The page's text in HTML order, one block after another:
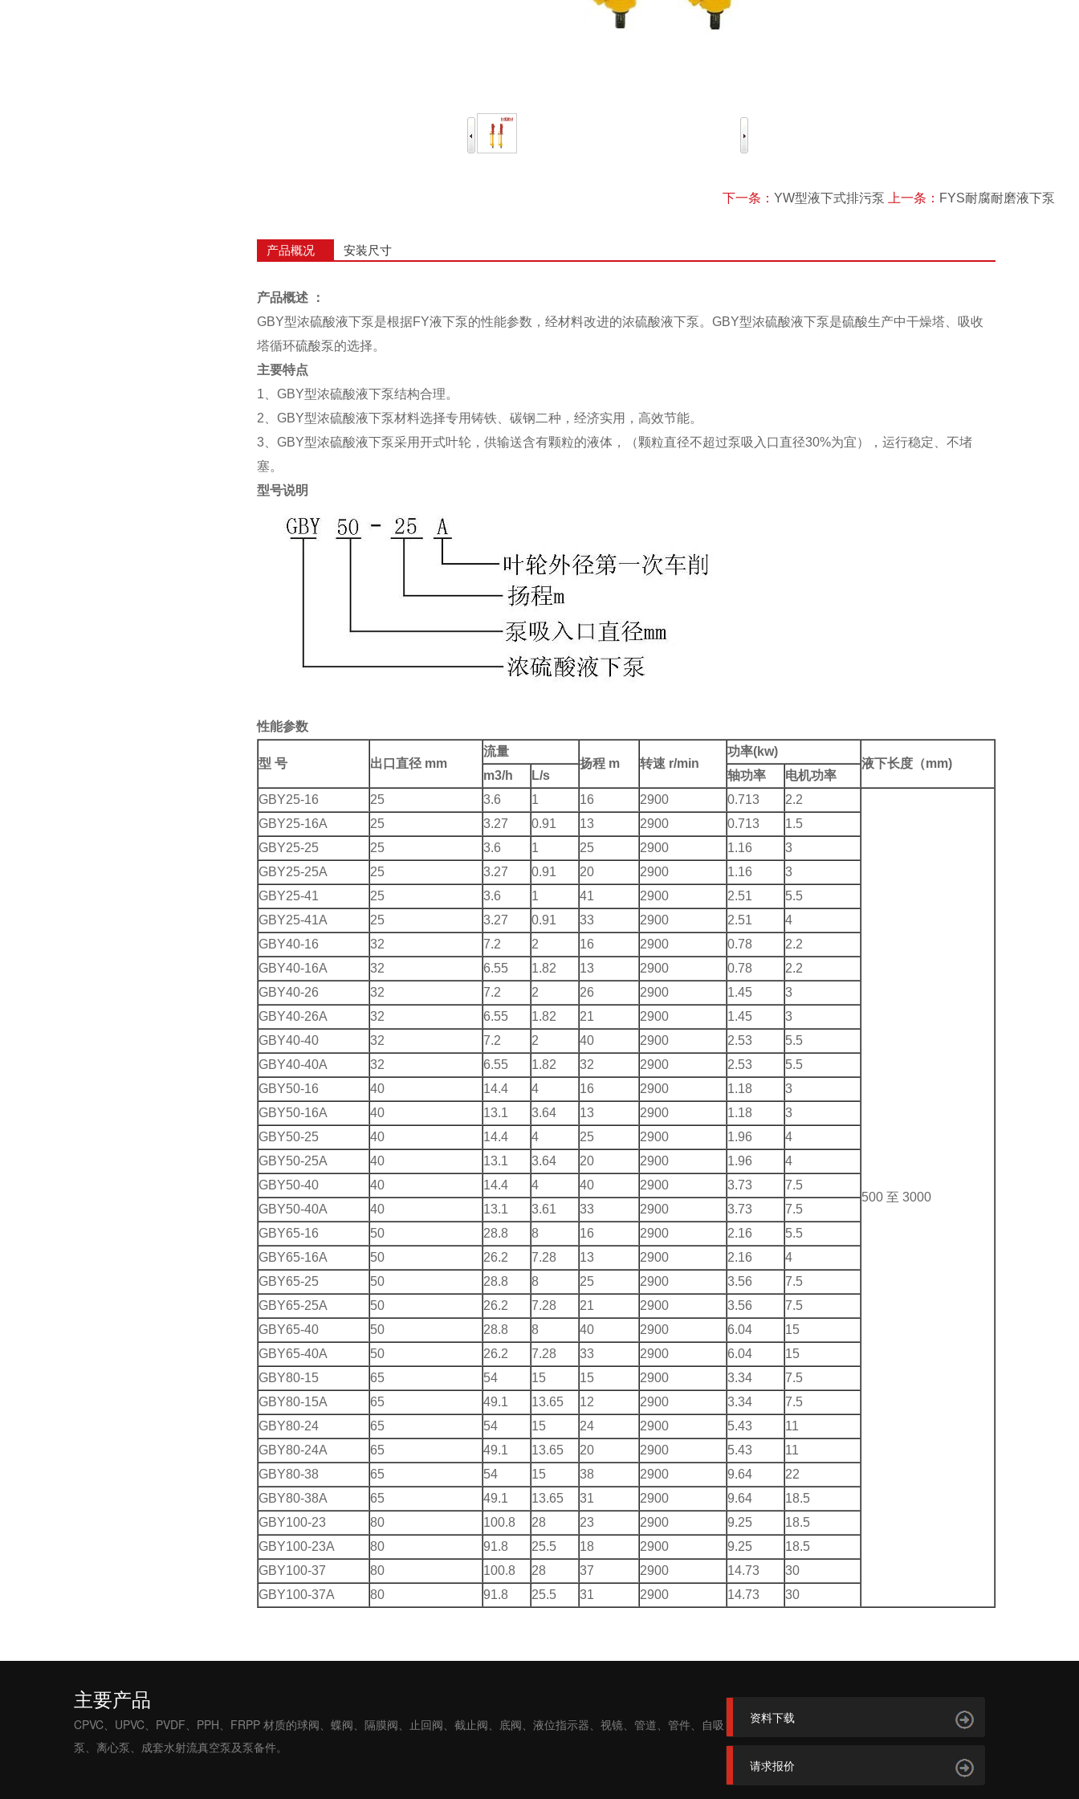
下一条： YW型液下式排污泵 上一条： FYS耐腐耐磨液下泵
产品概况 安装尺寸
产品概述 ：
GBY型浓硫酸液下泵是根据FY液下泵的性能参数，经材料改进的浓硫酸液下泵。GBY型浓硫酸液下泵是硫酸生产中干燥塔、吸收
塔循环硫酸泵的选择。
主要特点
1、GBY型浓硫酸液下泵结构合理。
2、GBY型浓硫酸液下泵材料选择专用铸铁、碳钢二种，经济实用，高效节能。
3、GBY型浓硫酸液下泵采用开式叶轮，供输送含有颗粒的液体，（颗粒直径不超过泵吸入口直径30%为宜），运行稳定、不堵
塞。
型号说明
性能参数
型 号 出口直径 mm
流量
扬程 m 转速 r/min
功率(kw)
液下长度（mm)
m3/h
L/s 轴功率
电机功率
GBY25-16
25 3.6 1 16 2900 0.713 2.2
500 至 3000
GBY25-16A 25 3.27 0.91 13 2900 0.713
1.5
GBY25-25
25 3.6 1 25 2900 1.16
3
GBY25-25A
25 3.27 0.91 20 2900 1.16
3
GBY25-41
25 3.6 1 41 2900 2.51
5.5
GBY25-41A
25 3.27 0.91 33 2900 2.51
4
GBY40-16
32 7.2 2 16 2900 0.78
2.2
GBY40-16A
32 6.55 1.82 13 2900 0.78
2.2
GBY40-26
32 7.2 2 26 2900 1.45
3
GBY40-26A
32 6.55 1.82 21 2900 1.45
3
GBY40-40
32 7.2 2 40 2900 2.53
5.5
GBY40-40A
32 6.55 1.82 32 2900 2.53
5.5
GBY50-16
40 14.4 4 16 2900 1.18
3
GBY50-16A
40 13.1 3.64 13 2900 1.18
3
GBY50-25
40 14.4 4 25 2900 1.96
4
GBY50-25A
40 13.1 3.64 20 2900 1.96
4
GBY50-40
40 14.4 4 40 2900 3.73
7.5
GBY50-40A
40 13.1 3.61 33 2900 3.73
7.5
GBY65-16
50 28.8 8 16 2900 2.16
5.5
GBY65-16A
50 26.2 7.28 13 2900 2.16
4
GBY65-25
50 28.8 8 25 2900 3.56
7.5
GBY65-25A
50 26.2 7.28 21 2900 3.56
7.5
GBY65-40
50 28.8 8 40 2900 6.04
15
GBY65-40A
50 26.2 7.28 33 2900 6.04
15
GBY80-15
65 54 15 15 2900 3.34
7.5
GBY80-15A
65 49.1 13.65 12 2900 3.34
7.5
GBY80-24
65 54 15 24 2900 5.43
11
GBY80-24A
65 49.1 13.65 20 2900 5.43
11
GBY80-38
65 54 15 38 2900 9.64
22
GBY80-38A
65 49.1 13.65 31 2900 9.64
18.5
GBY100-23
80 100.8 28 23 2900 9.25
18.5
GBY100-23A
80 91.8 25.5 18 2900 9.25
18.5
GBY100-37
80 100.8 28 37 2900 14.73
30
GBY100-37A
80 91.8 25.5 31 2900 14.73 30
主要产品
CPVC、UPVC、PVDF、PPH、FRPP 材质的球阀、蝶阀、隔膜阀、止回阀、截止阀、底阀、液位指示器、视镜、管道、管件、自吸
泵、离心泵、成套水射流真空泵及泵备件。
资料下载
请求报价